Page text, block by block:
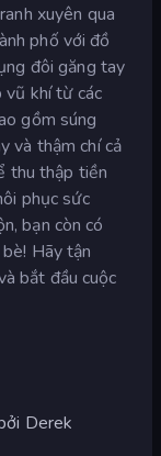
xuyên qua
phố với đồ
đôi găng tay
vũ khí từ các
gồm súng
và thậm chí cả
thu thập tiền
phục sức
bạn còn có
Hãy tận
bắt đầu cuộc
Derek